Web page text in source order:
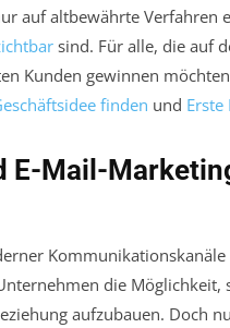
auf altbewährte Verfahren
sind. Für alle, die auf
Kunden gewinnen
finden und
E-Mail-
die
aufzubauen. Doch